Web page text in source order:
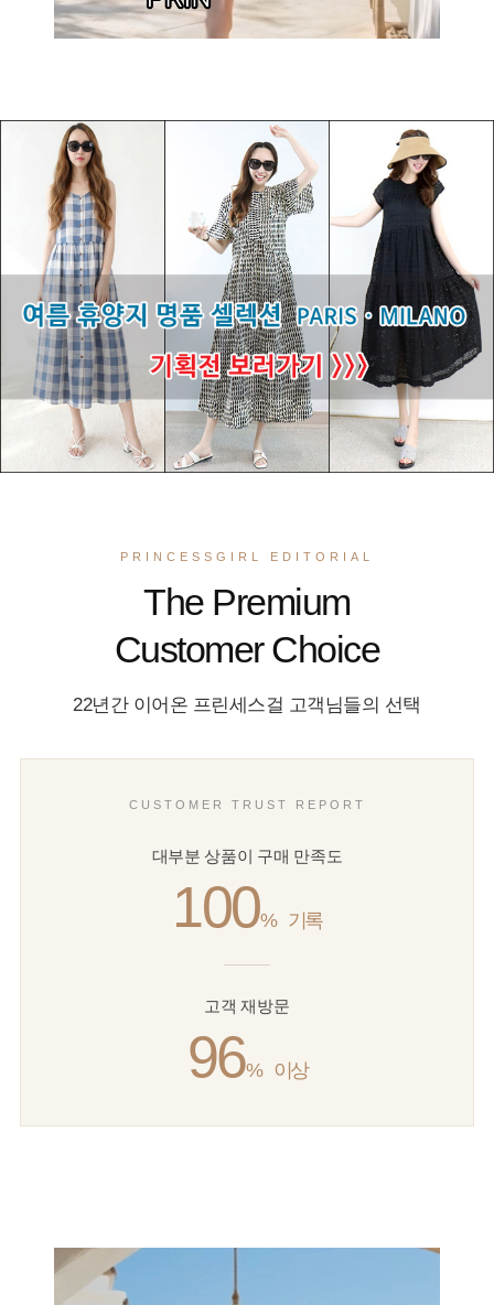
PRINCESSGIRL EDITORIAL
The Premium
Customer Choice
22년간 이어온 프린세스걸 고객님들의 선택
CUSTOMER TRUST REPORT
대부분 상품이 구매 만족도
100% 기록
고객 재방문
96% 이상